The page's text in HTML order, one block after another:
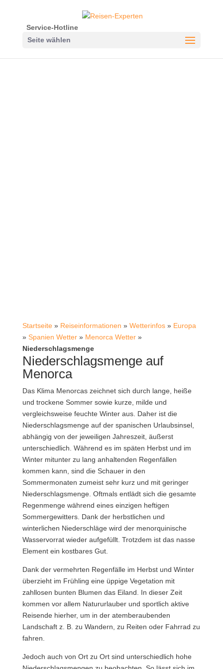
Service-Hotline
Seite wählen
Startseite» Reiseinformationen » Wetterinfos» Europa
» Spanien Wetter» Menorca Wetter»
Niederschlagsmenge
Niederschlagsmenge auf
Menorca
Das Klima Menorcas zeichnet sich durch lange, heiße
und trockene Sommer sowie kurze, milde und
vergleichsweise feuchte Winter aus. Daher ist die
Niederschlagsmenge auf der spanischen Urlaubsinsel,
abhängig von der jeweiligen Jahreszeit, äußerst
unterschiedlich. Während es im späten Herbst und im
Winter mitunter zu lang anhaltenden Regenfällen
kommen kann, sind die Schauer in den
Sommermonaten zumeist sehr kurz und mit geringer
Niederschlagsmenge. Oftmals entlädt sich die gesamte
Regenmenge während eines einzigen heftigen
Sommergewitters. Dank der herbstlichen und
winterlichen Niederschläge wird der menorquinische
Wasservorrat wieder aufgefüllt. Trotzdem ist das nasse
Element ein kostbares Gut.
Dank der vermehrten Regenfälle im Herbst und Winter
überzieht im Frühling eine üppige Vegetation mit
zahllosen bunten Blumen das Eiland. In dieser Zeit
kommen vor allem Natururlauber und sportlich aktive
Reisende hierher, um in der atemberaubenden
Landschaft z. B. zu Wandern, zu Reiten oder Fahrrad zu
fahren.
Jedoch auch von Ort zu Ort sind unterschiedlich hohe